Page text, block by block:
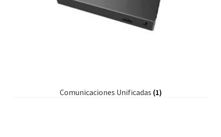
Comunicaciones Unificadas (1)